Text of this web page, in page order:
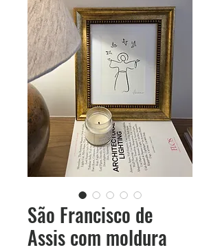
São Francisco de
Assis com moldura